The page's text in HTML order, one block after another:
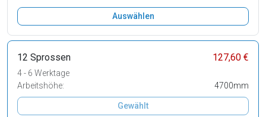
Auswählen
12 Sprossen 127,60 €
4 - 6 Werktage
Arbeitshöhe:
4700mm
Gewählt